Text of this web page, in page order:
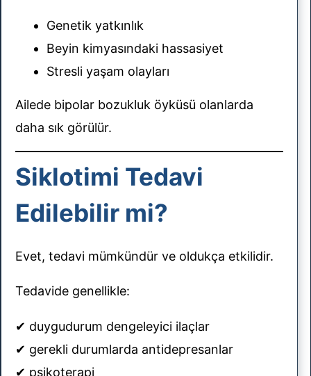
Genetik yatkınlık
Beyin kimyasındaki hassasiyet
Stresli yaşam olayları
Ailede bipolar bozukluk öyküsü olanlarda
daha sık görülür.
Siklotimi Tedavi
Edilebilir mi?
Evet, tedavi mümkündür ve oldukça etkilidir.
Tedavide genellikle:
✔ duygudurum dengeleyici ilaçlar
✔ gerekli durumlarda antidepresanlar
✔ psikoterapi